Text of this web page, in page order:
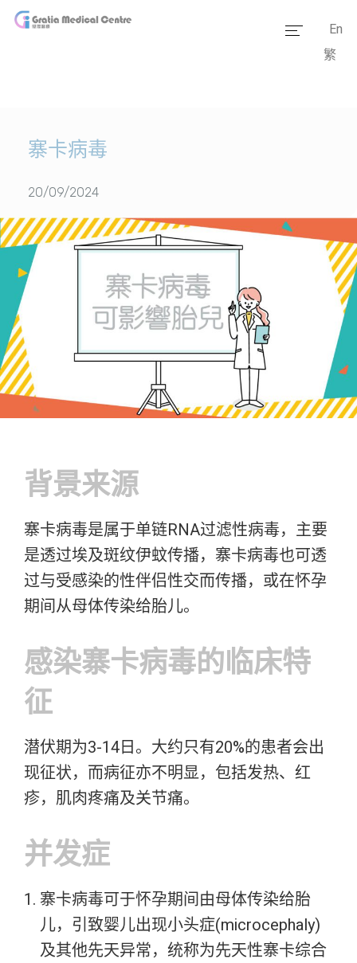
传媒报道
医疗设备
En
繁
寨卡病毒
20/09/2024
背景来源
寨卡病毒是属于单链RNA过滤性病毒，主要
是透过埃及斑纹伊蚊传播，寨卡病毒也可透
过与受感染的性伴侣性交而传播，或在怀孕
期间从母体传染给胎儿。
感染寨卡病毒的临床特
征
潜伏期为3-14日。大约只有20%的患者会出
现征状，而病征亦不明显，包括发热、红
疹，肌肉疼痛及关节痛。
并发症
寨卡病毒可于怀孕期间由母体传染给胎
儿，引致婴儿出现小头症(microcephaly)
及其他先天异常，统称为先天性寨卡综合